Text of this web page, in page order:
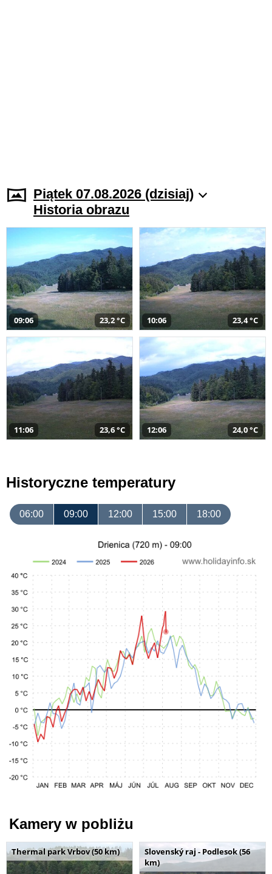
Piątek 07.08.2026 (dzisiaj)
Historia obrazu
09:06 23,2 °C 10:06 23,4 °C
11:06 23,6 °C 12:06 24,0 °C
Historyczne temperatury
06:00 09:00 12:00 15:00 18:00
Kamery w pobliżu
Thermal park Vrbov (50 km)
Slovenský raj - Podlesok (56
km)